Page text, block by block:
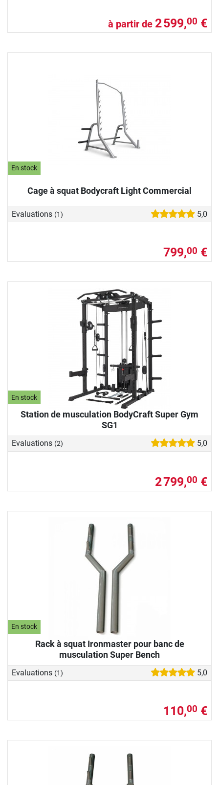
à partir de 2 599,00 €
En stock
Cage à squat Bodycraft Light Commercial
Evaluations (1) 5,0
799,00 €
En stock
Station de musculation BodyCraft Super Gym
SG1
Evaluations (2) 5,0
2 799,00 €
En stock
Rack à squat Ironmaster pour banc de
musculation Super Bench
Evaluations (1) 5,0
110,00 €